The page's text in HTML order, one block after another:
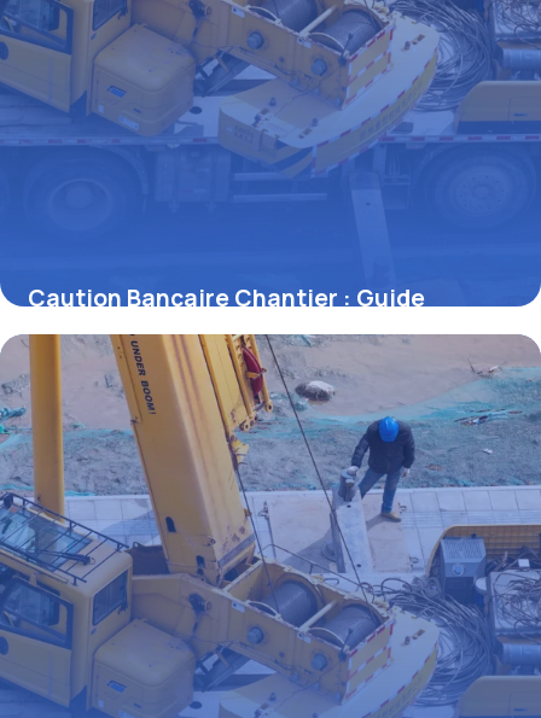
Caution Bancaire Chantier : Guide
Complet
29 juin 2026